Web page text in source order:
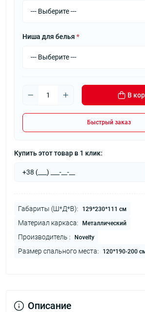
Ниша для белья *
В
Быстрый заказ
Купить этот товар в 1 клик:
Габариты (Ш*Д*В): 129*230*111 см
Материал каркаса: Металлический
Производитель : Novelty
Размер спального места: 120*190-200
Описание